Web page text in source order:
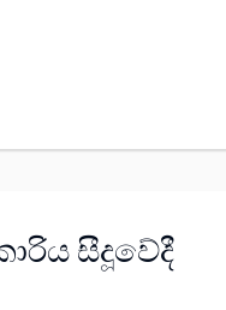
සීදූවේදී